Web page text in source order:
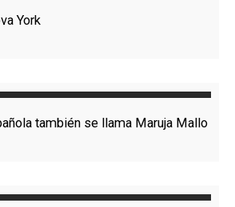
York
también se llama Maruja Mallo